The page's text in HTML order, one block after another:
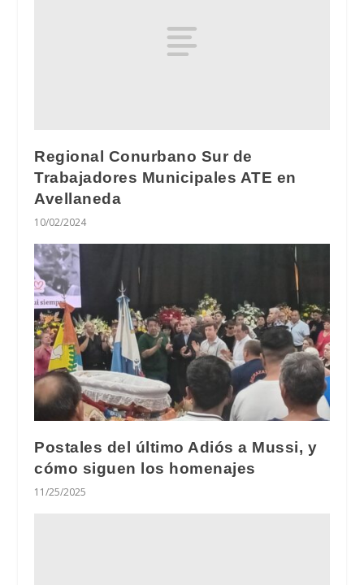
Regional Conurbano Sur de
Trabajadores Municipales ATE en
Avellaneda
10/02/2024
Postales del último Adiós a Mussi, y
cómo siguen los homenajes
11/25/2025